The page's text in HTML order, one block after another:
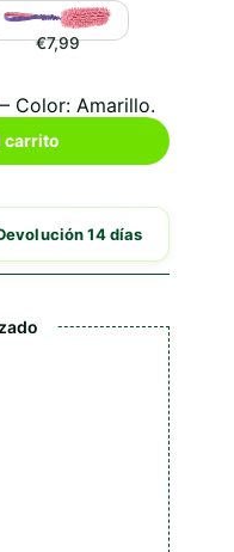
€7,99
Color: Amarillo.
carrito
14 días